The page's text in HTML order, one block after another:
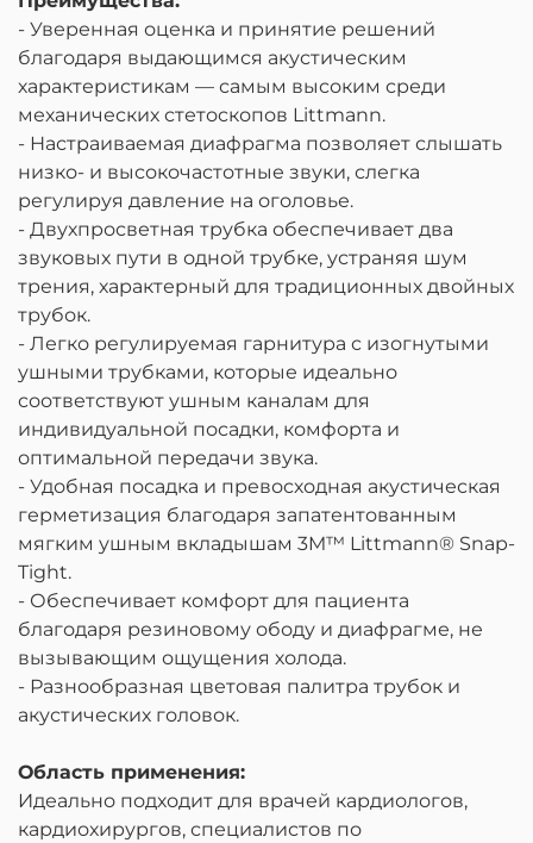
- Уверенная оценка и принятие решений
благодаря выдающимся акустическим
характеристикам — самым высоким среди
механических стетоскопов Littmann.
- Настраиваемая диафрагма позволяет слышать
низко- и высокочастотные звуки, слегка
регулируя давление на оголовье.
- Двухпросветная трубка обеспечивает два
звуковых пути в одной трубке, устраняя шум
трения, характерный для традиционных двойных
трубок.
- Легко регулируемая гарнитура с изогнутыми
ушными трубками, которые идеально
соответствуют ушным каналам для
индивидуальной посадки, комфорта и
оптимальной передачи звука.
- Удобная посадка и превосходная акустическая
герметизация благодаря запатентованным
мягким ушным вкладышам 3M™ Littmann® Snap-
Tight.
- Обеспечивает комфорт для пациента
благодаря резиновому ободу и диафрагме, не
вызывающим ощущения холода.
- Разнообразная цветовая палитра трубок и
акустических головок.
Область применения:
Идеально подходит для врачей кардиологов,
кардиохирургов, специалистов по